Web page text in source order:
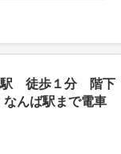
駅 徒歩１分 階下
んば駅まで電車